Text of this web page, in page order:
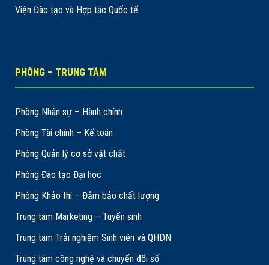
Viện Đào tạo và Hợp tác Quốc tế
PHÒNG – TRUNG TÂM
Phòng Nhân sự – Hành chính
Phòng Tài chính – Kế toán
Phòng Quản lý cơ sở vật chất
Phòng Đào tạo Đại học
Phòng Khảo thí – Đảm bảo chất lượng
Trung tâm Marketing – Tuyển sinh
Trung tâm Trải nghiệm Sinh viên và QHDN
Trung tâm công nghệ và chuyển đổi số